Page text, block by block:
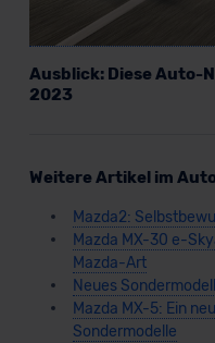
Ausblick: Diese Auto-
2023
Weitere Artikel im
Mazda2:
Mazda MX-30 e-
Mazda-Art
Neues
Mazda MX-5: Ein
Sondermodelle